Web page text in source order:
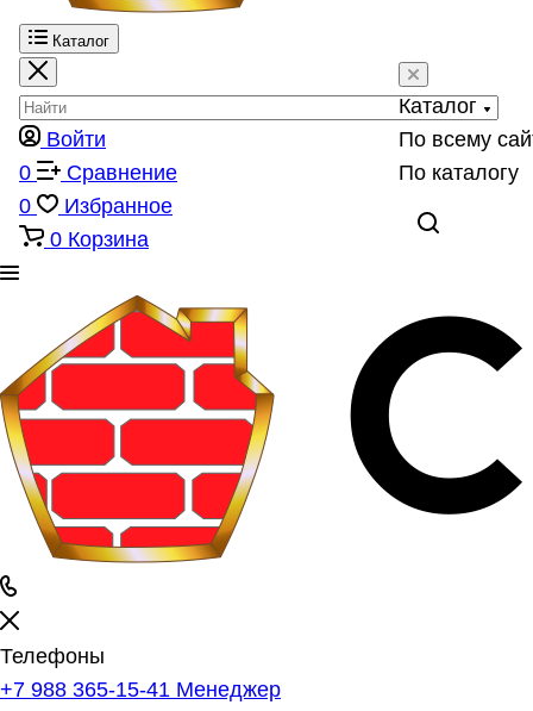
Каталог
Каталог
По всему
По каталогу
Войти
0
Сравнение
0
Избранное
0 Корзина
Телефоны
+7 988 365-15-41 Менеджер